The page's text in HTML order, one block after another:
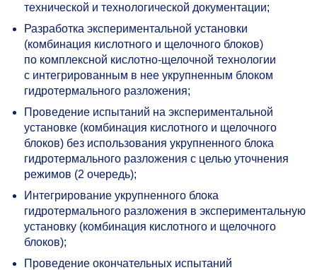
технической и технологической документации;
Разработка экспериментальной установки
(комбинация кислотного и щелочного блоков)
по комплексной кислотно-щелочной технологии
с интегрированным в нее укрупненным блоком
гидротермального разложения;
Проведение испытаний на экспериментальной
установке (комбинация кислотного и щелочного
блоков) без использования укрупненного блока
гидротермального разложения с целью уточнения
режимов (2 очередь);
Интегрирование укрупненного блока
гидротермального разложения в экспериментальную
установку (комбинация кислотного и щелочного
блоков);
Проведение окончательных испытаний